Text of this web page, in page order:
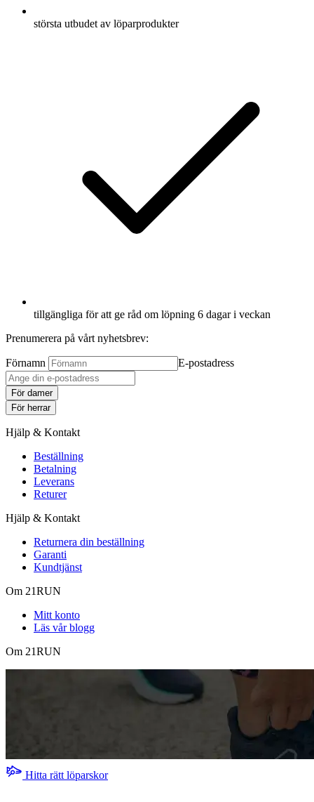
största utbudet av löparprodukter
tillgängliga för att ge råd om löpning 6 dagar i veckan
Prenumerera på vårt nyhetsbrev:
Förnamn E-postadress
För damer
För herrar
Hjälp & Kontakt
Beställning
Betalning
Leverans
Returer
Hjälp & Kontakt
Returnera din beställning
Garanti
Kundtjänst
Om 21RUN
Mitt konto
Läs vår blogg
Om 21RUN
Hitta rätt löparskor